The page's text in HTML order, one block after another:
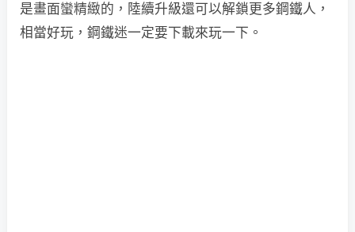
是畫面蠻精緻的，陸續升級還可以解鎖更多鋼鐵人，
相當好玩，鋼鐵迷一定要下載來玩一下。